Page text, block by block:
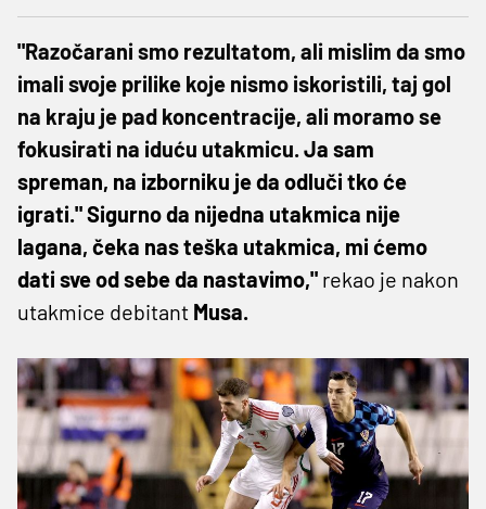
"Razočarani smo rezultatom, ali mislim da smo
imali svoje prilike koje nismo iskoristili, taj gol
na kraju je pad koncentracije, ali moramo se
fokusirati na iduću utakmicu. Ja sam
spreman, na izborniku je da odluči tko će
igrati." Sigurno da nijedna utakmica nije
lagana, čeka nas teška utakmica, mi ćemo
dati sve od sebe da nastavimo," rekao je nakon
utakmice debitant Musa.